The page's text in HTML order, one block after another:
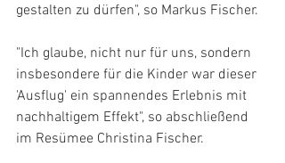
gestalten zu dürfen", so Markus Fischer.
"Ich glaube, nicht nur für uns, sondern
insbesondere für die Kinder war dieser
'Ausflug' ein spannendes Erlebnis mit
nachhaltigem Effekt", so abschließend
im Resümee Christina Fischer.